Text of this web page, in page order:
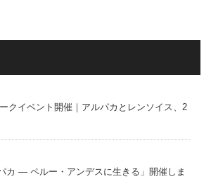
クイベント開催｜アルパカとレンソイス、2
カ ― ペルー・アンデスに生きる」開催しま